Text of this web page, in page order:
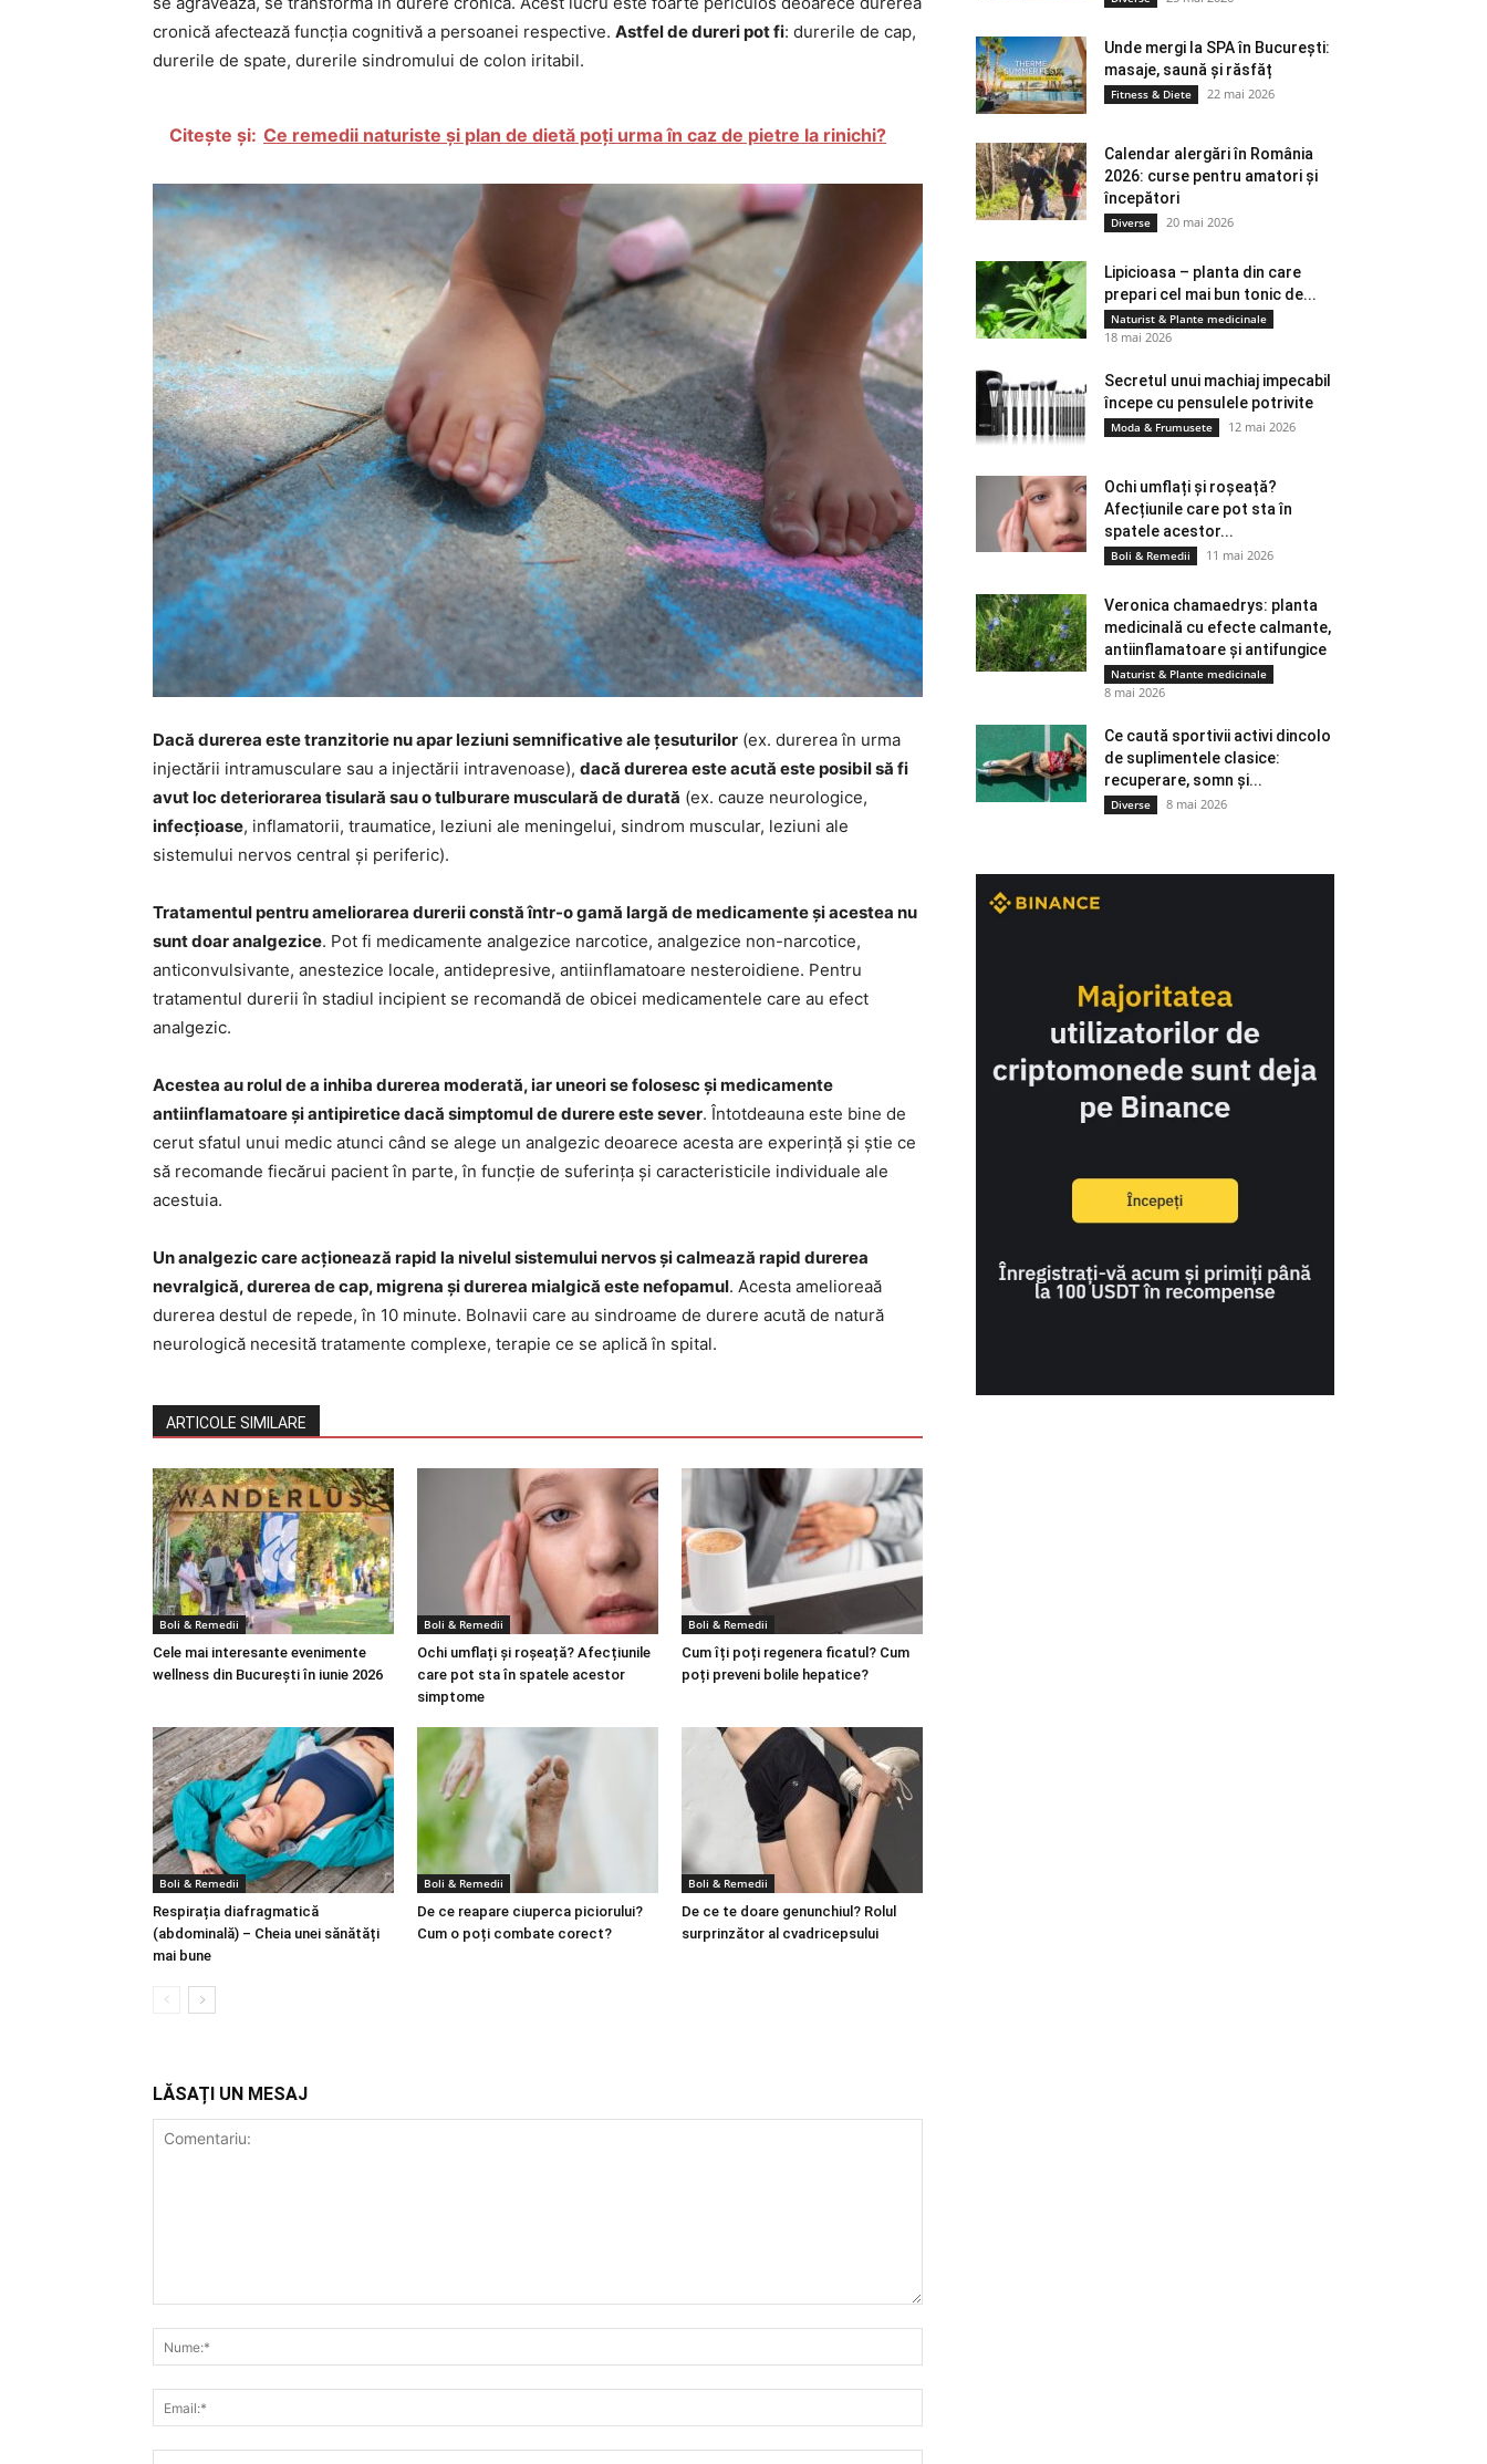
cronică afectează funcția cognitivă a persoanei respective. Astfel de dureri pot fi: durerile de cap,
durerile de spate, durerile sindromului de colon iritabil.
Citește și: Ce remedii naturiste și plan de dietă poți urma în caz de pietre la rinichi?
Dacă durerea este tranzitorie nu apar leziuni semnificative ale țesuturilor (ex. durerea în urma
injectării intramusculare sau a injectării intravenoase), dacă durerea este acută este posibil să fi
avut loc deteriorarea tisulară sau o tulburare musculară de durată (ex. cauze neurologice,
infecțioase, inflamatorii, traumatice, leziuni ale meningelui, sindrom muscular, leziuni ale
sistemului nervos central și periferic).
Tratamentul pentru ameliorarea durerii constă într-o gamă largă de medicamente și acestea nu
sunt doar analgezice. Pot fi medicamente analgezice narcotice, analgezice non-narcotice,
anticonvulsivante, anestezice locale, antidepresive, antiinflamatoare nesteroidiene. Pentru
tratamentul durerii în stadiul incipient se recomandă de obicei medicamentele care au efect
analgezic.
Acestea au rolul de a inhiba durerea moderată, iar uneori se folosesc și medicamente
antiinflamatoare și antipiretice dacă simptomul de durere este sever. Întotdeauna este bine de
cerut sfatul unui medic atunci când se alege un analgezic deoarece acesta are experință și știe ce
să recomande fiecărui pacient în parte, în funcție de suferința și caracteristicile individuale ale
acestuia.
Un analgezic care acționează rapid la nivelul sistemului nervos și calmează rapid durerea
nevralgică, durerea de cap, migrena și durerea mialgică este nefopamul. Acesta amelioreaă
durerea destul de repede, în 10 minute. Bolnavii care au sindroame de durere acută de natură
neurologică necesită tratamente complexe, terapie ce se aplică în spital.
ARTICOLE SIMILARE
Boli & Remedii
Cele mai interesante evenimente
wellness din București în iunie 2026
Boli & Remedii
Ochi umflați și roșeață? Afecțiunile
care pot sta în spatele acestor
simptome
Boli & Remedii
Cum îți poți regenera ficatul? Cum
poți preveni bolile hepatice?
Boli & Remedii
Respirația diafragmatică
(abdominală) – Cheia unei sănătăți
mai bune
Boli & Remedii
De ce reapare ciuperca piciorului?
Cum o poți combate corect?
Boli & Remedii
De ce te doare genunchiul? Rolul
surprinzător al cvadricepsului
LĂSAȚI UN MESAJ
Unde mergi la SPA în București:
masaje, saună și răsfăț
Fitness & Diete 22 mai 2026
Calendar alergări în România
2026: curse pentru amatori și
începători
Diverse 20 mai 2026
Lipicioasa – planta din care
prepari cel mai bun tonic de...
Naturist & Plante medicinale
18 mai 2026
Secretul unui machiaj impecabil
începe cu pensulele potrivite
Moda & Frumusete 12 mai 2026
Ochi umflați și roșeață?
Afecțiunile care pot sta în
spatele acestor...
Boli & Remedii 11 mai 2026
Veronica chamaedrys: planta
medicinală cu efecte calmante,
antiinflamatoare și antifungice
Naturist & Plante medicinale
8 mai 2026
Ce caută sportivii activi dincolo
de suplimentele clasice:
recuperare, somn și...
Diverse 8 mai 2026